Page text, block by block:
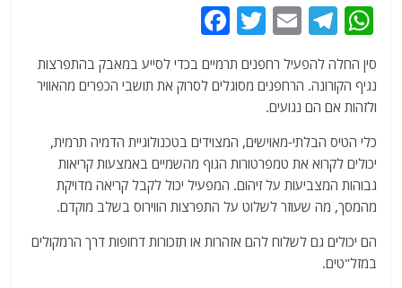
W
h
at
s
A
p
p
T
el
e
g
ra
m
E
ai
l
T
itt
c
b
o
o
k
סין החלה להפעיל רחפנים תרמיים בכדי לסייע במאבק בהתפרצות
נגיף הקורונה. הרחפנים מסוגלים לסרוק את תושבי הכפרים מהאוויר
ולזהות אם הם נגועים.
כלי הטיס הבלתי-מאוישים, המצוידים בטכנולוגיית הדמיה תרמית,
יכולים לקרוא את טמפרטורות הגוף מהשמיים באמצעות קריאות
גבוהות המצביעות על זיהום. המפעיל יכול לקבל קריאה מדויקת
מהמסך, מה שעוזר לשלוט על התפרצות הווירוס בשלב מוקדם.
הם יכולים גם לשלוח להם אזהרות או תזכורות דחופות דרך הרמקולים
במזל"טים.